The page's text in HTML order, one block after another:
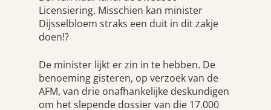
Licensiering. Misschien kan minister
Dijsselbloem straks een duit in dit zakje
doen!?
De minister lijkt er zin in te hebben. De
benoeming gisteren, op verzoek van de
AFM, van drie onafhankelijke deskundigen
om het slepende dossier van die 17.000